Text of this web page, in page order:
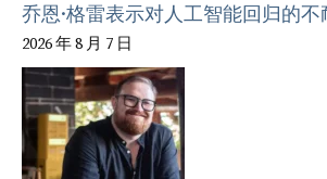
乔恩·格雷表示对人工智能回归的不
2026 年 8 月 7 日